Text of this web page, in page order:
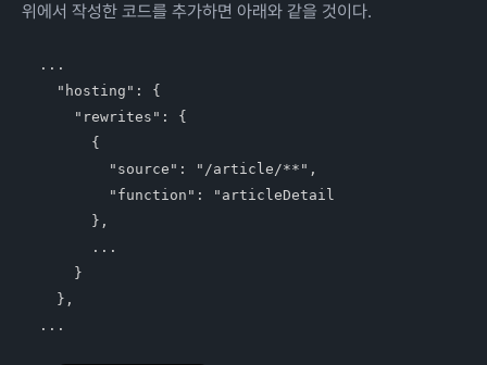
위에서 작성한 코드를 추가하면 아래와 같을 것이다.
...
  "hosting": {
    "rewrites": {
      {
        "source": "/article/**",
        "function": "articleDetail
      },
      ...
    }
  },